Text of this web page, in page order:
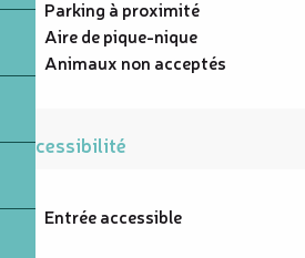
Parking à proximité
Aire de pique-nique
Animaux non acceptés
Accessibilité
Entrée accessible